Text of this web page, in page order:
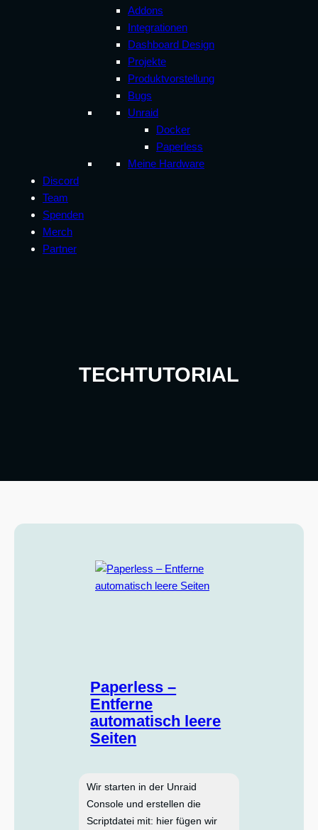
Addons
Integrationen
Dashboard Design
Projekte
Produktvorstellung
Bugs
Unraid
Docker
Paperless
Meine Hardware
Discord
Team
Spenden
Merch
Partner
TECHTUTORIAL
Paperless –
Entferne
automatisch leere
Seiten
Wir starten in der Unraid
Console und erstellen die
Scriptdatei mit: hier fügen wir